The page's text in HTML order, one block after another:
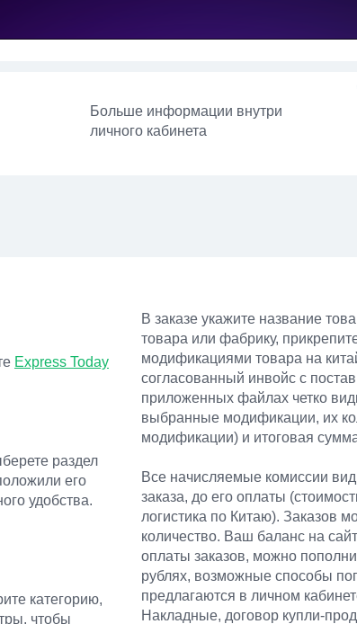
Больше информации внутри
личного кабинета
Express Today
раздел
его
удобства.
категорию,
чтобы
В заказе укажите название
товара или фабрику,
модификациями товара на
согласованный инвойс с
приложенных файлах четко
выбранные модификации, их
модификации) и итоговая
Все начисляемые комиссии
заказа, до его оплаты
логистика по Китаю). Заказов
количество. Ваш баланс на
оплаты заказов, можно
рублях, возможные способы
предлагаются в личном
Накладные, договор купли-